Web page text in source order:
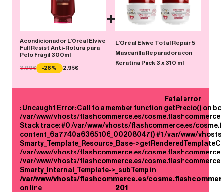
Acondicionador L'Oréal Elvive
Full Resist Anti-Rotura para
Pelo Frágil 300ml
3.99€ -26% 2.95€
+
L'Oréal Elvive Total Repair 5
Mascarilla Reparadora con
Keratina Pack 3 x 310 ml
Fatal error
: Uncaught Error: Call to a member function getPrecio() on
/var/www/vhosts/flashcommerce.es/
Stack trace: #0 /var/www/vhosts/flashcommerce.es/
content_6a7740a6365106_00208047() #1 /var/www/
Smarty_Template_Resource_Base-
/var/www/vhosts/flashcommerce.es/
/var/www/vhosts/flashcommerce.es/
Smarty_Internal_Template->_subTemp in
/var/www/vhosts/flashcommerce.es/
on line
201